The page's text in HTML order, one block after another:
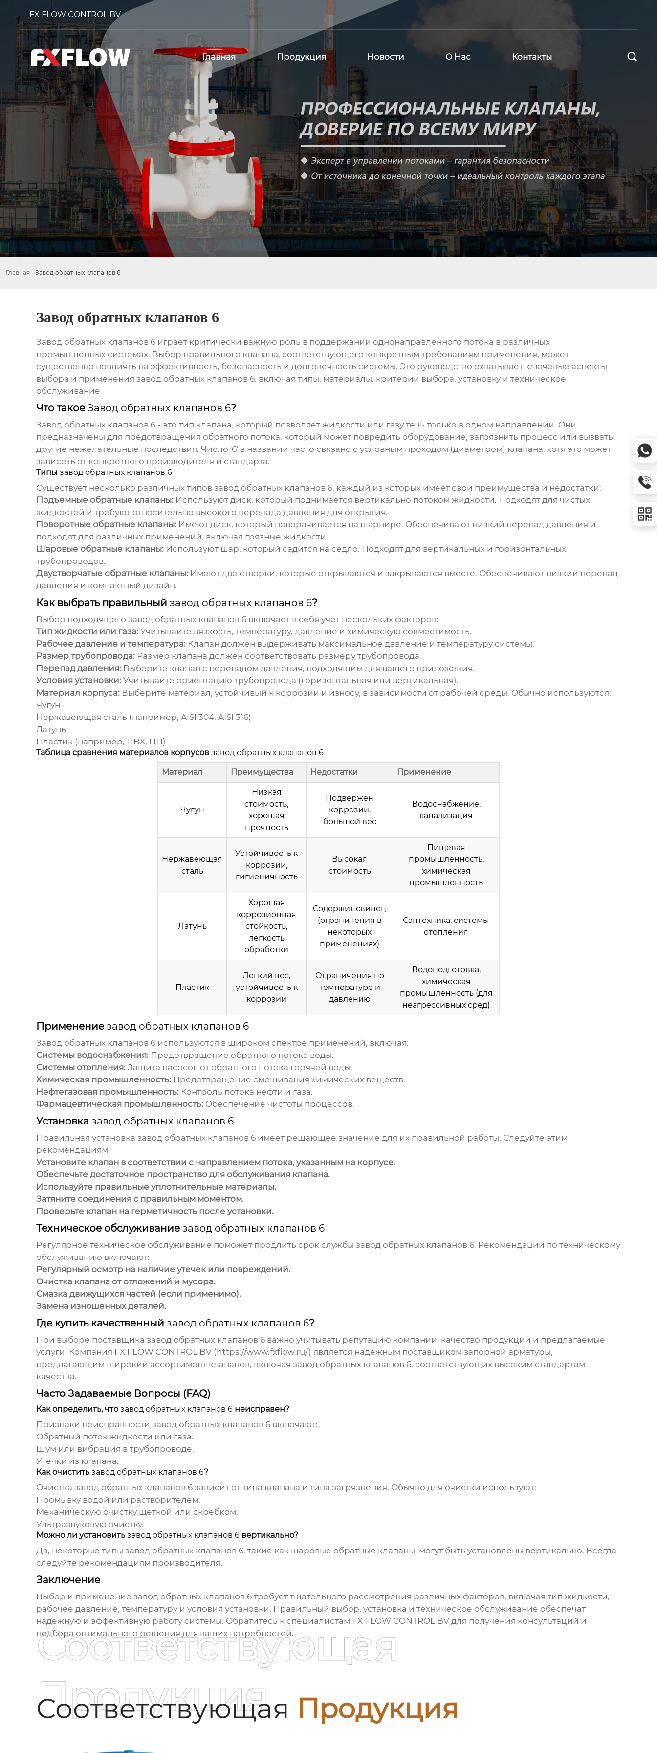
FX FLOW CONTROL BV
Главная Продукция Новости О Нас Контакты 
Главная - Завод обратных клапанов 6
Завод обратных клапанов 6
Завод обратных клапанов 6играет критически важную роль в поддержании однонаправленного потока в различных
промышленных системах. Выбор правильного клапана, соответствующего конкретным требованиям применения, может
существенно повлиять на эффективность, безопасность и долговечность системы. Это руководство охватывает ключевые аспекты
выбора и применения завод обратных клапанов 6, включая типы, материалы, критерии выбора, установку и техническое
обслуживание.
Что такое Завод обратных клапанов 6?
Завод обратных клапанов 6- это тип клапана, который позволяет жидкости или газу течь только в одном направлении. Они
предназначены для предотвращения обратного потока, который может повредить оборудование, загрязнить процесс или вызвать
другие нежелательные последствия. Число '6' в названии часто связано с условным проходом (диаметром) клапана, хотя это может
зависеть от конкретного производителя и стандарта.
Типы завод обратных клапанов 6
Существует несколько различных типов завод обратных клапанов 6, каждый из которых имеет свои преимущества и недостатки:
Подъемные обратные клапаны:Используют диск, который поднимается вертикально потоком жидкости. Подходят для чистых
жидкостей и требуют относительно высокого перепада давления для открытия.
Поворотные обратные клапаны:Имеют диск, который поворачивается на шарнире. Обеспечивают низкий перепад давления и
подходят для различных применений, включая грязные жидкости.
Шаровые обратные клапаны:Используют шар, который садится на седло. Подходят для вертикальных и горизонтальных
трубопроводов.
Двустворчатые обратные клапаны:Имеют две створки, которые открываются и закрываются вместе. Обеспечивают низкий перепад
давления и компактный дизайн.
Как выбрать правильный завод обратных клапанов 6?
Выбор подходящего завод обратных клапанов 6включает в себя учет нескольких факторов:
Тип жидкости или газа:Учитывайте вязкость, температуру, давление и химическую совместимость.
Рабочее давление и температура:Клапан должен выдерживать максимальное давление и температуру системы.
Размер трубопровода:Размер клапана должен соответствовать размеру трубопровода.
Перепад давления:Выберите клапан с перепадом давления, подходящим для вашего приложения.
Условия установки:Учитывайте ориентацию трубопровода (горизонтальная или вертикальная).
Материал корпуса:Выберите материал, устойчивый к коррозии и износу, в зависимости от рабочей среды. Обычно используются:
Чугун
Нержавеющая сталь (например, AISI 304, AISI 316)
Латунь
Пластик (например, ПВХ, ПП)
Таблица сравнения материалов корпусов завод обратных клапанов 6
Материал Преимущества Недостатки Применение
Чугун
Низкая
стоимость,
хорошая
прочность
Подвержен
коррозии,
большой вес
Водоснабжение,
канализация
Нержавеющая
сталь
Устойчивость к
коррозии,
гигиеничность
Высокая
стоимость
Пищевая
промышленность,
химическая
промышленность
Латунь
Хорошая
коррозионная
стойкость,
легкость
обработки
Содержит свинец
(ограничения в
некоторых
применениях)
Сантехника, системы
отопления
Пластик
Легкий вес,
устойчивость к
коррозии
Ограничения по
температуре и
давлению
Водоподготовка,
химическая
промышленность (для
неагрессивных сред)
Применение завод обратных клапанов 6
Завод обратных клапанов 6используются в широком спектре применений, включая:
Системы водоснабжения:Предотвращение обратного потока воды.
Системы отопления:Защита насосов от обратного потока горячей воды.
Химическая промышленность:Предотвращение смешивания химических веществ.
Нефтегазовая промышленность:Контроль потока нефти и газа.
Фармацевтическая промышленность:Обеспечение чистоты процессов.
Установка завод обратных клапанов 6
Правильная установка завод обратных клапанов 6имеет решающее значение для их правильной работы. Следуйте этим
рекомендациям:
Установите клапан в соответствии с направлением потока, указанным на корпусе.
Обеспечьте достаточное пространство для обслуживания клапана.
Используйте правильные уплотнительные материалы.
Затяните соединения с правильным моментом.
Проверьте клапан на герметичность после установки.
Техническое обслуживание завод обратных клапанов 6
Регулярное техническое обслуживание поможет продлить срок службы завод обратных клапанов 6. Рекомендации по техническому
обслуживанию включают:
Регулярный осмотр на наличие утечек или повреждений.
Очистка клапана от отложений и мусора.
Смазка движущихся частей (если применимо).
Замена изношенных деталей.
Где купить качественный завод обратных клапанов 6?
При выборе поставщика завод обратных клапанов 6важно учитывать репутацию компании, качество продукции и предлагаемые
услуги. Компания FX FLOW CONTROL BV ( https://www.fxflow.ru/) является надежным поставщиком запорной арматуры,
предлагающим широкий ассортимент клапанов, включая завод обратных клапанов 6, соответствующих высоким стандартам
качества.
Часто Задаваемые Вопросы (FAQ)
Как определить, что завод обратных клапанов 6неисправен?
Признаки неисправности завод обратных клапанов 6включают:
Обратный поток жидкости или газа.
Шум или вибрация в трубопроводе.
Утечки из клапана.
Как очистить завод обратных клапанов 6?
Очистка завод обратных клапанов 6зависит от типа клапана и типа загрязнения. Обычно для очистки используют:
Промывку водой или растворителем.
Механическую очистку щеткой или скребком.
Ультразвуковую очистку.
Можно ли установить завод обратных клапанов 6вертикально?
Да, некоторые типы завод обратных клапанов 6, такие как шаровые обратные клапаны, могут быть установлены вертикально. Всегда
следуйте рекомендациям производителя.
Заключение
Выбор и применение завод обратных клапанов 6требует тщательного рассмотрения различных факторов, включая тип жидкости,
рабочее давление, температуру и условия установки. Правильный выбор, установка и техническое обслуживание обеспечат
надежную и эффективную работу системы. Обратитесь к специалистам FX FLOW CONTROL BV для получения консультаций и
подбора оптимального решения для ваших потребностей.
Соответствующая Продукция
Соответствующая
Продукция